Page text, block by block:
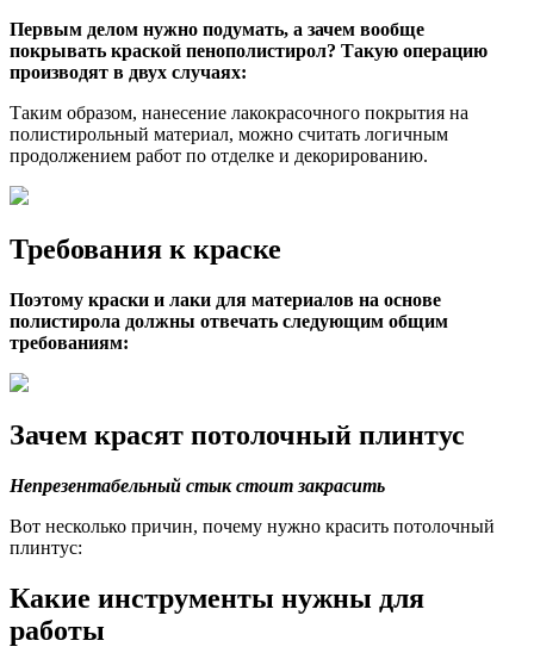
Первым делом нужно подумать, а зачем вообще
покрывать краской пенополистирол? Такую операцию
производят в двух случаях:
Таким образом, нанесение лакокрасочного покрытия на
полистирольный материал, можно считать логичным
продолжением работ по отделке и декорированию.
Требования к краске
Поэтому краски и лаки для материалов на основе
полистирола должны отвечать следующим общим
требованиям:
Зачем красят потолочный плинтус
Непрезентабельный стык стоит закрасить
Вот несколько причин, почему нужно красить потолочный
плинтус:
Какие инструменты нужны для
работы